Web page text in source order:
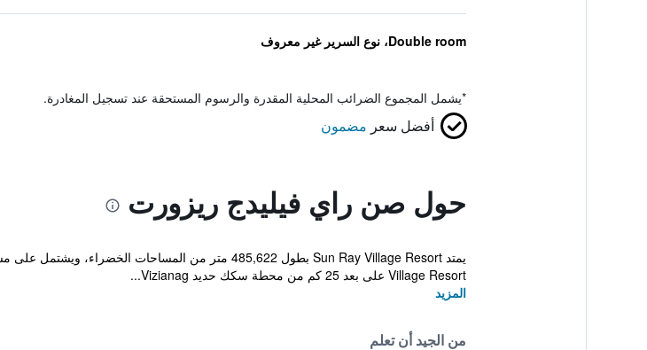
Double room، نوع السرير غير معروف
*يشمل المجموع الضرائب المحلية المقدرة والرسوم المستحقة عند تسجيل المغادرة.
أفضل سعر مضمون
حول صن راي فيليدج ريزورت
Village Resort على بعد 25 كم من محطة سكك حديد Vizianag...
المزيد
من الجيد أن تعلم